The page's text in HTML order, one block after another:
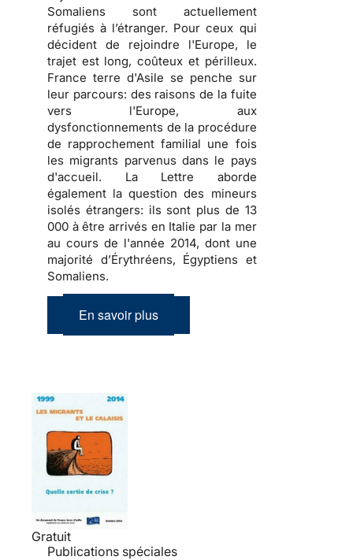
Somaliens sont actuellement
réfugiés à l’étranger. Pour ceux qui
décident de rejoindre l'Europe, le
trajet est long, coûteux et périlleux.
France terre d'Asile se penche sur
leur parcours: des raisons de la fuite
vers l'Europe, aux
dysfonctionnements de la procédure
de rapprochement familial une fois
les migrants parvenus dans le pays
d'accueil. La Lettre aborde
également la question des mineurs
isolés étrangers: ils sont plus de 13
000 à être arrivés en Italie par la mer
au cours de l'année 2014, dont une
majorité d’Érythréens, Égyptiens et
Somaliens.
En savoir plus
Gratuit
Publications spéciales